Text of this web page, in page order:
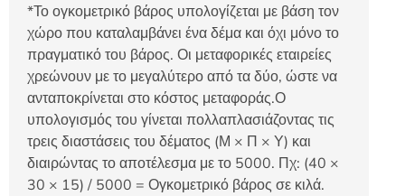
*Το ογκομετρικό βάρος υπολογίζεται με βάση τον
χώρο που καταλαμβάνει ένα δέμα και όχι μόνο το
πραγματικό του βάρος. Οι μεταφορικές εταιρείες
χρεώνουν με το μεγαλύτερο από τα δύο, ώστε να
ανταποκρίνεται στο κόστος μεταφοράς.Ο
υπολογισμός του γίνεται πολλαπλασιάζοντας τις
τρεις διαστάσεις του δέματος (Μ × Π × Υ) και
διαιρώντας το αποτέλεσμα με το 5000. Πχ: (40 ×
30 × 15) / 5000 = Ογκομετρικό βάρος σε κιλά.